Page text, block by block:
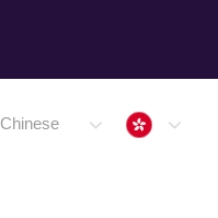
Chinese Hong